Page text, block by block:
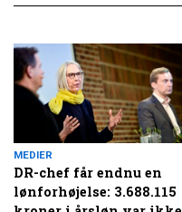
MEDIER
DR-chef får endnu en
lønforhøjelse: 3.688.115